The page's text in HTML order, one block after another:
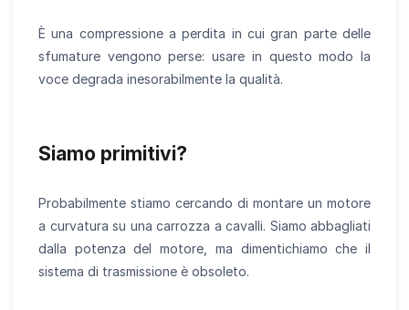
È una compressione a perdita in cui gran parte delle
sfumature vengono perse: usare in questo modo la
voce degrada inesorabilmente la qualità.
Siamo primitivi?
Probabilmente stiamo cercando di montare un motore
a curvatura su una carrozza a cavalli. Siamo abbagliati
dalla potenza del motore, ma dimentichiamo che il
sistema di trasmissione è obsoleto.